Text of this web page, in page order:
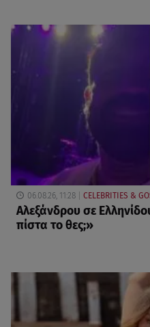
06.08.26, 11:28 CELEBRITIES &
Αλεξάνδρου σε
πίστα το θες;»